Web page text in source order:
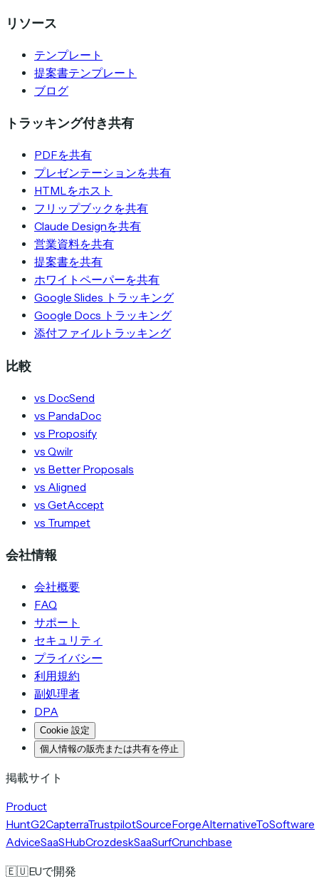
リソース
テンプレート
提案書テンプレート
ブログ
トラッキング付き共有
PDFを共有
プレゼンテーションを共有
HTMLをホスト
フリップブックを共有
Claude Designを共有
営業資料を共有
提案書を共有
ホワイトペーパーを共有
Google Slides トラッキング
Google Docs トラッキング
添付ファイルトラッキング
比較
vs DocSend
vs PandaDoc
vs Proposify
vs Qwilr
vs Better Proposals
vs Aligned
vs GetAccept
vs Trumpet
会社情報
会社概要
FAQ
サポート
セキュリティ
プライバシー
利用規約
副処理者
DPA
Cookie 設定
個人情報の販売または共有を停止
掲載サイト
Product
HuntG2CapterraTrustpilotSourceForgeAlternativeToSoftware
AdviceSaaSHubCrozdeskSaaSurfCrunchbase
🇪🇺EUで開発